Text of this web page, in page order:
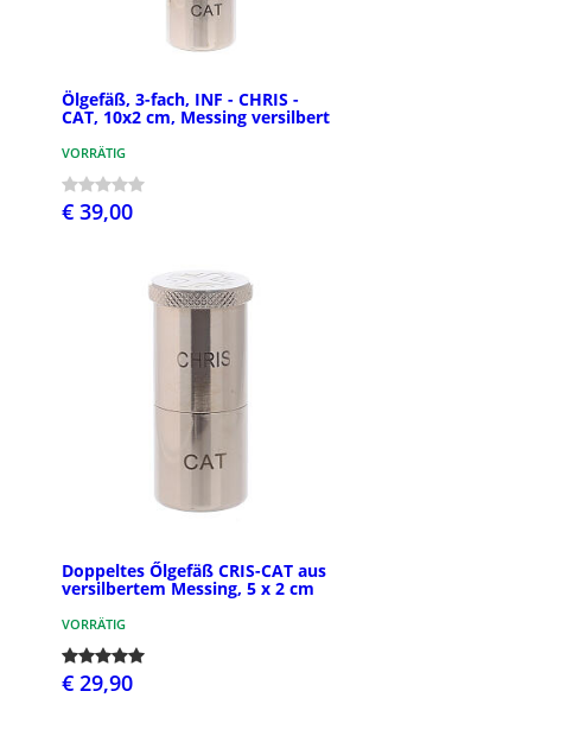
Ölgefäß, 3-fach, INF - CHRIS -
CAT, 10x2 cm, Messing versilbert
VORRÄTIG
€ 39,00
Doppeltes Őlgefäß CRIS-CAT aus
versilbertem Messing, 5 x 2 cm
VORRÄTIG
€ 29,90